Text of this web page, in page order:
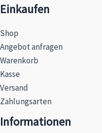
Einkaufen
Shop
Angebot anfragen
Warenkorb
Kasse
Versand
Zahlungsarten
Informationen